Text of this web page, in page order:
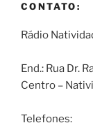
CONTATO:
Rádio
End.: Rua Dr.
Centro –
Telefones: